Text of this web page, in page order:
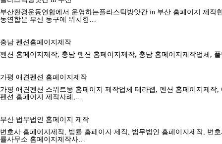
부산환경운동연합에서 운영하는플라스틱방앗간 in 부산 홈페이지 제작
동연합은 부산 동구에 위치한…
충남 펜션홈페이지제작
펜션 홈페이지제작, 충남 펜션 홈페이지제작, 충남 홈페이지제작업체,
가평 애견펜션 홈페이지제작
가평 애견펜션 스위트몽 홈페이지 제작업체 테라웹, 펜션 홈페이지제작
펜션 홈페이지 제작사례,…
부산 법무법인 홈페이지 제작
변호사 홈페이지제작, 법률 홈페이지 제작, 법무법인 홈페이지제작, 변
률사무소 홈페이지제작사…